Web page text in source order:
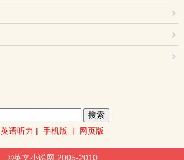
英语听力 | 手机版 | 网页版
©英文小说网 2005-2010